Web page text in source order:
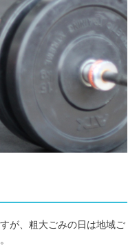
が、粗大ごみの日は地域ご